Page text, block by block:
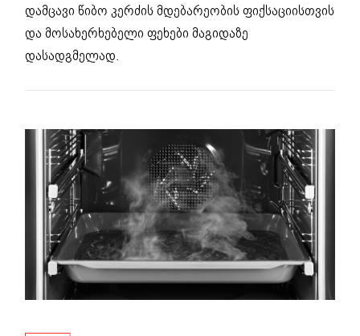
დამცავი წიბო კერძის მდებარეობის ფიქსაციისთვის
და მოსახერხებელი ფეხები მაგიდაზე
დასადგმელად.